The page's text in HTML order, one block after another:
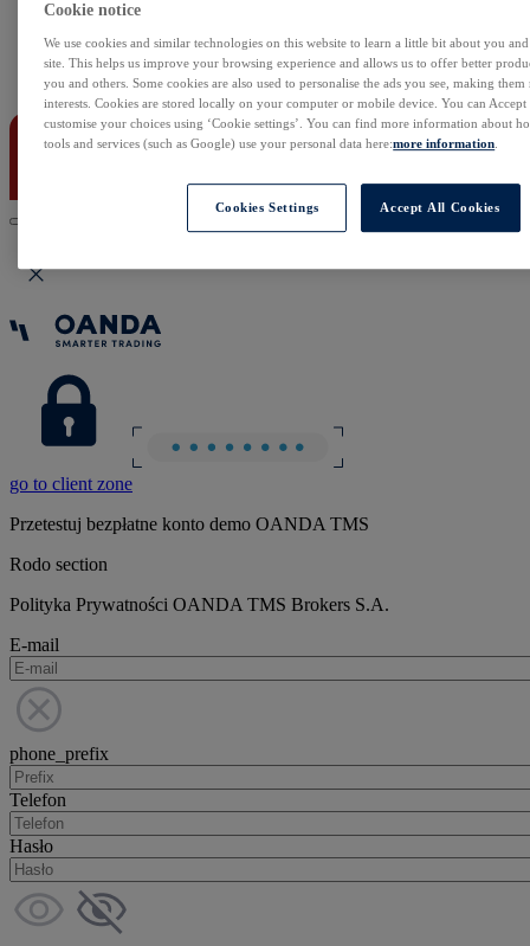
Sentyment Klientów
Rolowania
Kontakt
go to client zone
Przetestuj bezpłatne konto demo OANDA TMS
Rodo section
Polityka Prywatności OANDA TMS Brokers S.A.
E-mail
phone_prefix
Telefon
Hasło
Cookie notice
We use cookies and similar technologies on this website to learn a little bit about you
site. This helps us improve your browsing experience and allows us to offer better
you and others. Some cookies are also used to personalise the ads you see, making
interests. Cookies are stored locally on your computer or mobile device. You can
customise your choices using ‘Cookie settings’. You can find more information about
tools and services (such as Google) use your personal data here:more information
Cookies Settings Accept All Cookies